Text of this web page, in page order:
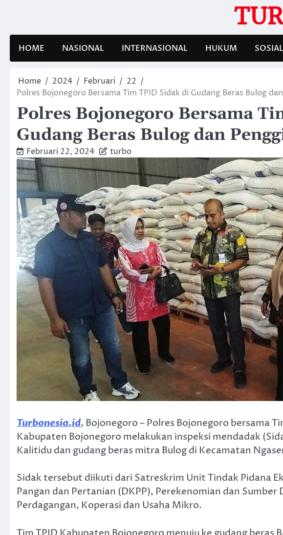
HOME NASIONAL INTERNASIONAL HUKUM
Home 2024 Februari
22
Polres Bojonegoro Bersama Tim TPID Sidak di Gudang Beras Bulog
Polres Bojonegoro Bersama
Gudang Beras Bulog dan
Februari 22, 2024 turbo
Turbonesia.id, Bojonegoro – Polres Bojonegoro bersama
Kabupaten Bojonegoro melakukan inspeksi mendadak
Kalitidu dan gudang beras mitra Bulog di Kecamatan
Sidak tersebut diikuti dari Satreskrim Unit Tindak Pidana
Pangan dan Pertanian (DKPP), Perekenomian dan Sumber
Perdagangan, Koperasi dan Usaha Mikro.